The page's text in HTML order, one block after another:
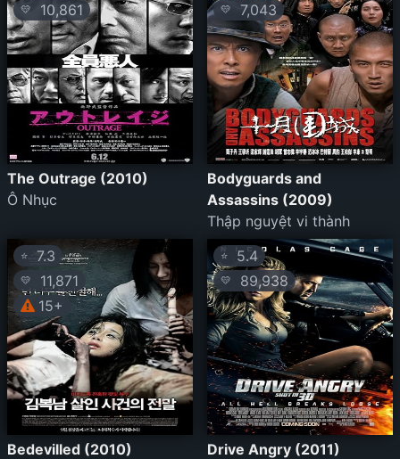
💛 10,861
The Outrage (2010)
Ô Nhục
💛 7,043
Bodyguards and
Assassins (2009)
Thập nguyệt vi thành
⭐ 7.3
💛
11,871
15+
Bedevilled (2010)
⭐ 5.4
💛 89,938
Drive Angry (2011)